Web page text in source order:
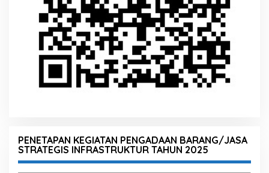
PENETAPAN KEGIATAN PENGADAAN BARANG/JASA
STRATEGIS INFRASTRUKTUR TAHUN 2025